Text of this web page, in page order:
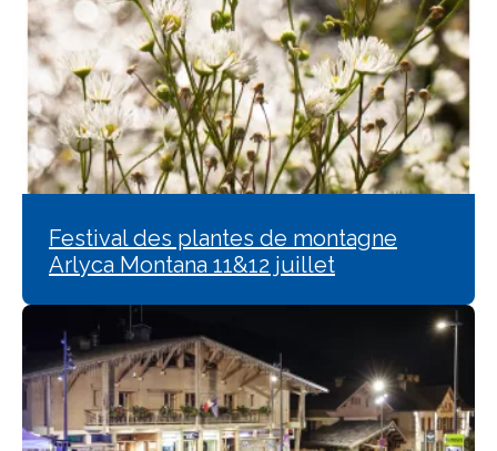
Festival des plantes de montagne
Arlyca Montana 11&12 juillet